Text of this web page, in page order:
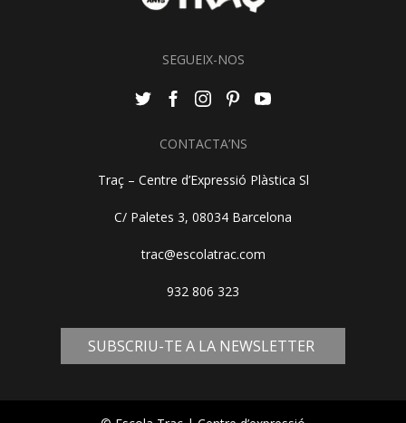
SEGUEIX-NOS
CONTACTA’NS
Traç – Centre d’Expressió Plàstica Sl
C/ Paletes 3, 08034 Barcelona
trac@escolatrac.com
932 806 323
SUBSCRIU-TE A LA NEWSLETTER